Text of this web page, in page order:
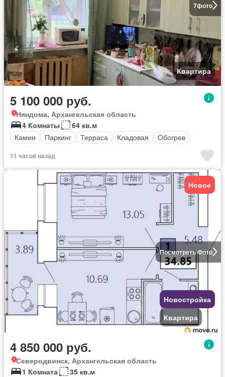
7фото
Квартира
5 100 000 руб.
Няндома, Архангельская область
4 Комнаты
64 кв.м
Камин
Паркинг Терраса Кладовая Обогрев
11 часов назад
Посмотреть Фото
Новое
Новостройка
Квартира
4 850 000 руб.
Северодвинск, Архангельская область
1 Комната
35 кв.м